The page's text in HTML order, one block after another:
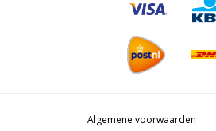
Algemene voorwaarden